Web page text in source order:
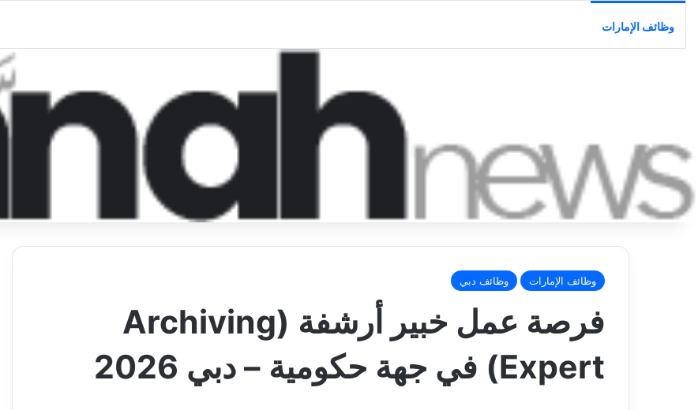
وظائف الإمارات
وظائف الإمارات وظائف دبي
فرصة عمل خبير أرشفة (Archiving
Expert) في جهة حكومية – دبي 2026